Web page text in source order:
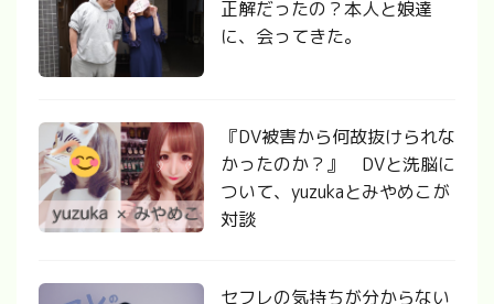
正解だったの？本人と娘達
に、会ってきた。
『DV被害から何故抜けられな
かったのか？』 DVと洗脳に
ついて、yuzukaとみやめこが
対談
セフレの気持ちが分からない